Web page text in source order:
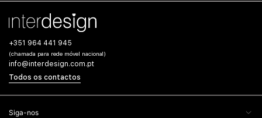
+351 964 441 945
(chamada para rede móvel nacional)
info@interdesign.com.pt
Todos os contactos
Siga-nos